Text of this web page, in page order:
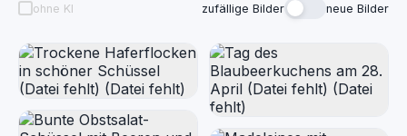
ohne KI zufällige Bilder neue Bilder